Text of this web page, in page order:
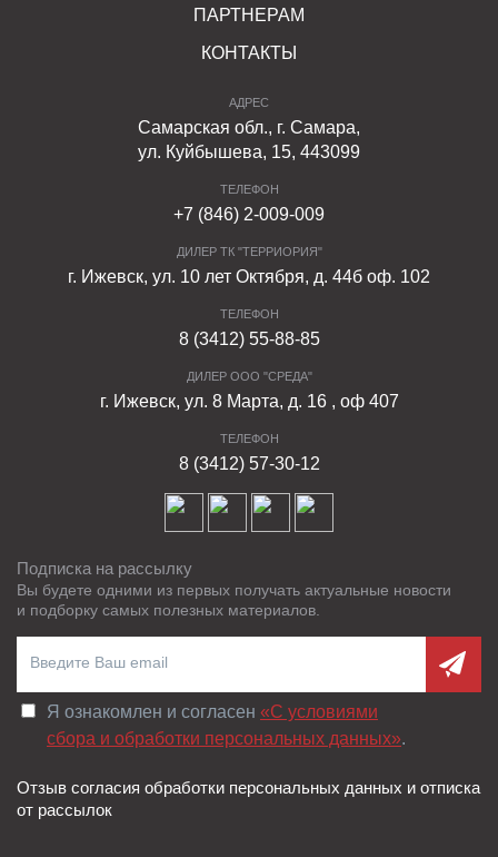
и удобны в любое время года.
Покупайте комплект бетонных пандусов ФАРБШТАЙН,
левых и правых, один - центральный. Пандусы помогут
грамотно обустроить территорию, сделать ее более
функциональной и безопасной.
ПАРТНЕРАМ
КОНТАКТЫ
АДРЕС
Самарская обл., г. Самара,
ул. Куйбышева, 15, 443099
ТЕЛЕФОН
+7 (846) 2-009-009
ДИЛЕР ТК "ТЕРРИОРИЯ"
г. Ижевск, ул. 10 лет Октября, д. 44б оф. 102
ТЕЛЕФОН
8 (3412) 55-88-85
ДИЛЕР ООО "СРЕДА"
г. Ижевск, ул. 8 Марта, д. 16 , оф 407
ТЕЛЕФОН
8 (3412) 57-30-12
Подписка на рассылку
Вы будете одними из первых получать актуальные новости
и подборку самых полезных материалов.
Я ознакомлен и согласен «C условиями
сбора и обработки персональных данных».
Отзыв согласия обработки персональных данных и отписка
от рассылок